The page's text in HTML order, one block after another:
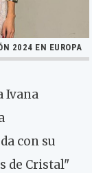
2024 EN EUROPA
Ivana
con su
de Cristal"